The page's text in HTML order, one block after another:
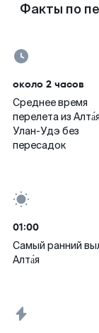
Факты по
около 2 часов
Среднее время
перелета из
Улан-Удэ без
пересадок
01:00
Самый ранний
Алта́я